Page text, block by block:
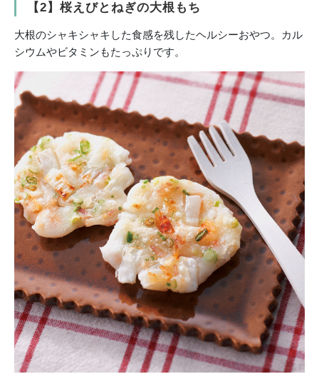
【2】桜えびとねぎの大根もち
大根のシャキシャキした食感を残したヘルシーおやつ。カル
シウムやビタミンもたっぷりです。